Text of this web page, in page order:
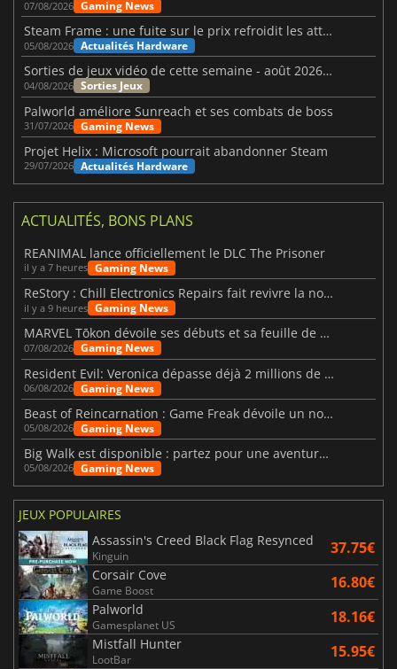
07/08/2026 Gaming News
Steam Frame : une fuite sur le prix refroidit les attentes VR
05/08/2026 Actualités Hardware
Sorties de jeux vidéo de cette semaine - août 2026 (semaine 32)
04/08/2026 Sorties Jeux
Palworld améliore Sunreach et ses combats de boss
31/07/2026 Gaming News
Projet Helix : Microsoft pourrait abandonner Steam
29/07/2026 Actualités Hardware
ACTUALITÉS, BONS PLANS
REANIMAL lance officiellement le DLC The Prisoner
il y a 7 heures Gaming News
ReStory : Chill Electronics Repairs fait revivre la nostalgie des années 2000
il y a 9 heures Gaming News
MARVEL Tōkon dévoile ses débuts et sa feuille de route
07/08/2026 Gaming News
Resident Evil: Veronica dépasse déjà 2 millions de wishlists
06/08/2026 Gaming News
Beast of Reincarnation : Game Freak dévoile un nouveau pari
05/08/2026 Gaming News
Big Walk est disponible : partez pour une aventure entre amis
05/08/2026 Gaming News
JEUX POPULAIRES
Assassin's Creed Black Flag Resynced
Kinguin 37.75€
Corsair Cove
Game Boost 16.80€
Palworld
Gamesplanet US 18.16€
Mistfall Hunter
LootBar 15.95€